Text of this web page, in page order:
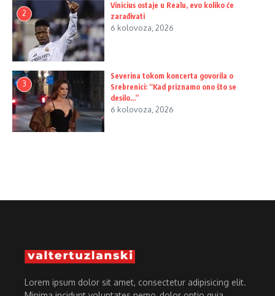
2
Vinicius ostaje u Realu, evo koliko će
zarađivati
6 kolovoza, 2026
3
Severina tokom koncerta govorila o
Srebrenici: “Kad priznamo ono što se
desilo…”
6 kolovoza, 2026
Lorem ipsum dolor sit amet, consectetur adipisicing elit.